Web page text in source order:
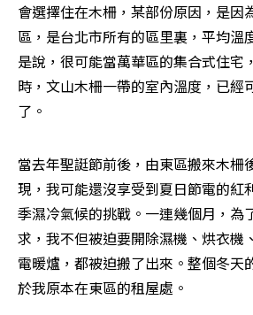
會選擇住在木柵，某部份原因，是因
區，是台北市所有的區里裏，平均溫
是說，很可能當萬華區的集合式住宅
時，文山木柵一帶的室內溫度，已經
了。
當去年聖誔節前後，由東區搬來木柵
現，我可能還沒享受到夏日節電的紅
季濕冷氣候的挑戰。一連幾個月，為
求，我不但被迫要開除濕機、烘衣機
電暖爐，都被迫搬了出來。整個冬天
於我原本在東區的租屋處。